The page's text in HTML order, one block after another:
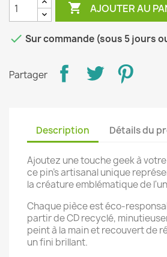
 AJOUTER AU
 Sur commande (sous 5 jours
Partager
Description Détails du
Ajoutez une touche geek à
ce pin's artisanal unique
la créature emblématique de
Chaque pièce est éco-
partir de CD recyclé,
peint à la main et recouvert de
un fini brillant.